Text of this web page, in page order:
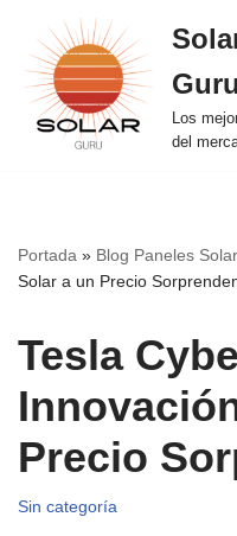
Saltar
al
contenido
Guru
Los
del
Portada » Blog Paneles
Solar a un Precio
Tesla
Precio
Sin categoría